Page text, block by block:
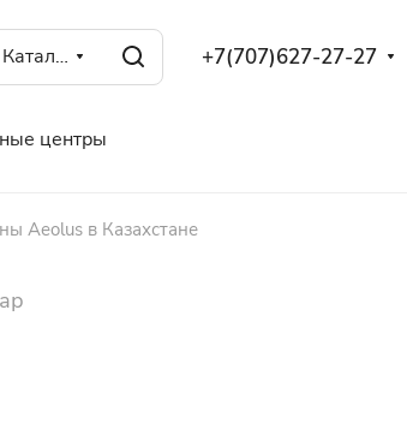
Каталог +7(707)627-27-27
центры
Aeolus в Казахстане